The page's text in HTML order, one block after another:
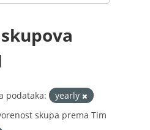
podataka:
yearly
skupa prema Tim